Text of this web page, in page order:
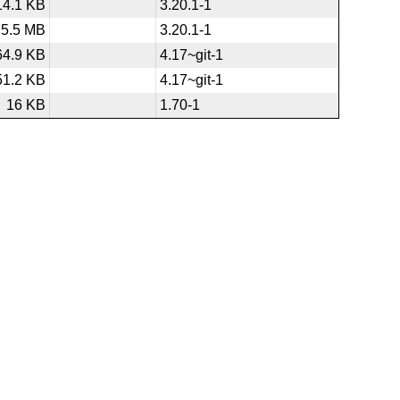
KB
3.20.1-1
5.5 MB
3.20.1-1
KB
4.17~git-1
KB
4.17~git-1
16 KB
1.70-1